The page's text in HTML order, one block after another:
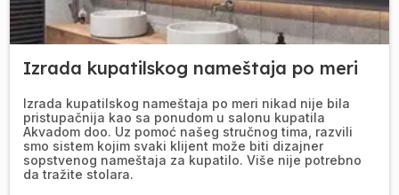
Izrada kupatilskog nameštaja po meri
Izrada kupatilskog nameštaja po meri nikad nije bila
pristupačnija kao sa ponudom u salonu kupatila
Akvadom doo. Uz pomoć našeg stručnog tima, razvili
smo sistem kojim svaki klijent može biti dizajner
sopstvenog nameštaja za kupatilo. Više nije potrebno
da tražite stolara.